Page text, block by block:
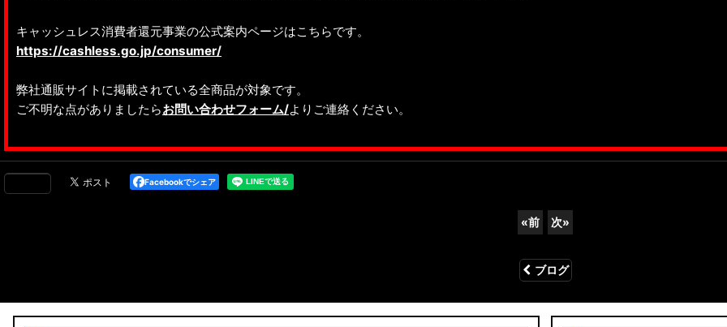
キャッシュレス消費者還元事業の公式案内ページはこちらです。
https://cashless.go.jp/consumer/
弊社通販サイトに掲載されている全商品が対象です。
ご不明な点がありましたらお問い合わせフォーム/よりご連絡ください。
Facebookでシェア
«前 次»
ブログ